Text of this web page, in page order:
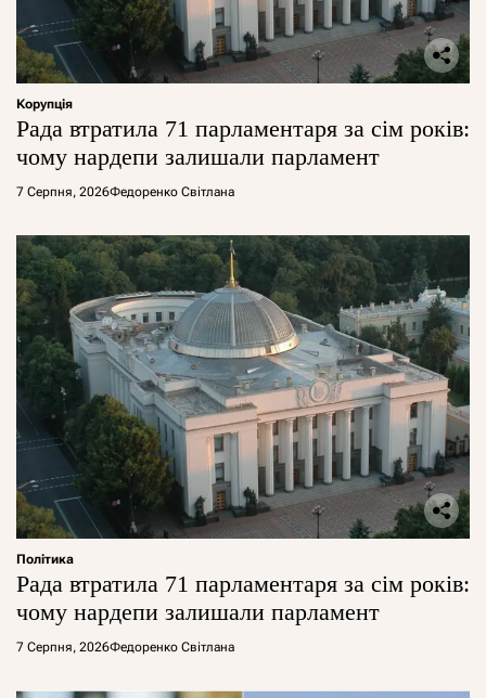
Корупція
Рада втратила 71 парламентаря за сім років:
чому нардепи залишали парламент
7 Серпня, 2026Федоренко Світлана
Політика
Рада втратила 71 парламентаря за сім років:
чому нардепи залишали парламент
7 Серпня, 2026Федоренко Світлана